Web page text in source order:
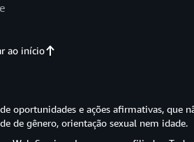
ao início
oportunidades e ações afirmativas, que
de gênero, orientação sexual nem idade.